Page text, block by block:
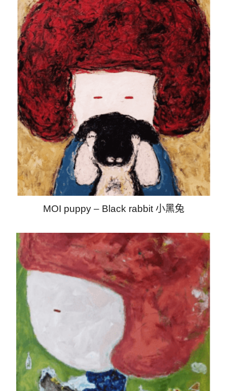
MOI puppy – Black rabbit 小黑兔